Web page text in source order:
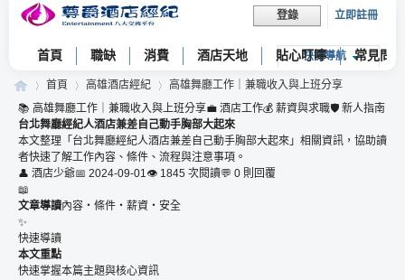
登錄 立即註冊
快捷導航
首頁 職缺 消費 酒店天地 貼心叮嚀 常見問題
尊 »
首頁
›
高雄酒店經紀
高雄舞廳工作｜兼職收入與上班分享
📚 高雄舞廳工作｜兼職收入與上班分享💼 酒店工作💰 薪資與求職🛡 新人指南
台北舞廳經紀人酒店兼差自己動手胸部大起來
本文整理「台北舞廳經紀人酒店兼差自己動手胸部大起來」相關資訊，協助讀
者快速了解工作內容、條件、流程與注意事項。
👤 酒店少爺📅 2024-09-01👁 1845 次閱讀💬 0 則回覆
📖
文章導讀內容・條件・薪資・安全
✨
快速導讀
本文重點
快速掌握本篇主題與核心資訊